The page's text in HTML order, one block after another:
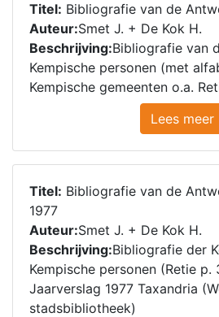
Titel: Bibliografie van de
Auteur:Smet J. + De Kok H.
Beschrijving:Bibliografie van
Kempische personen (met
Kempische gemeenten o.a.
Lees meer
Titel: Bibliografie van de
1977
Auteur:Smet J. + De Kok H.
Beschrijving:Bibliografie der
Kempische personen (Retie
Jaarverslag 1977 Taxandria
stadsbibliotheek)